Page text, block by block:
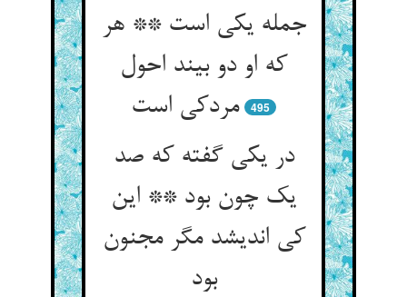
جمله یکی است ** هر
که او دو بیند احول
495
در یکی گفته که صد
یک چون بود ** این
کی اندیشد مگر مجنون
بود